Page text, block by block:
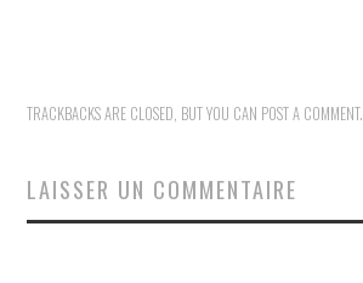
TRACKBACKS ARE CLOSED, BUT YOU CAN POST A COMMENT.
LAISSER UN COMMENTAIRE